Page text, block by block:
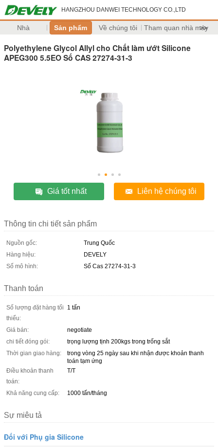
HANGZHOU DANWEI TECHNOLOGY CO.,LTD
Nhà Sản phẩm Về chúng tôi Tham quan nhà máy
>>
Polyethylene Glycol Allyl cho Chất làm ướt Silicone
APEG300 5.5EO Số CAS 27274-31-3
Giá tốt nhất Liên hệ chúng tôi
Thông tin chi tiết sản phẩm
Nguồn gốc:
Trung Quốc
Hàng hiệu:
DEVELY
Số mô hình:
Số Cas 27274-31-3
Thanh toán
Số lượng đặt hàng tối
thiểu:
1 tấn
Giá bán:
negotiate
chi tiết đóng gói:
trọng lượng tịnh 200kgs trong trống sắt
Thời gian giao hàng:
trong vòng 25 ngày sau khi nhận được khoản thanh
toán tạm ứng
Điều khoản thanh
toán:
T/T
Khả năng cung cấp: 1000 tấn/tháng
Sự miêu tả
Đối với Phụ gia Silicone